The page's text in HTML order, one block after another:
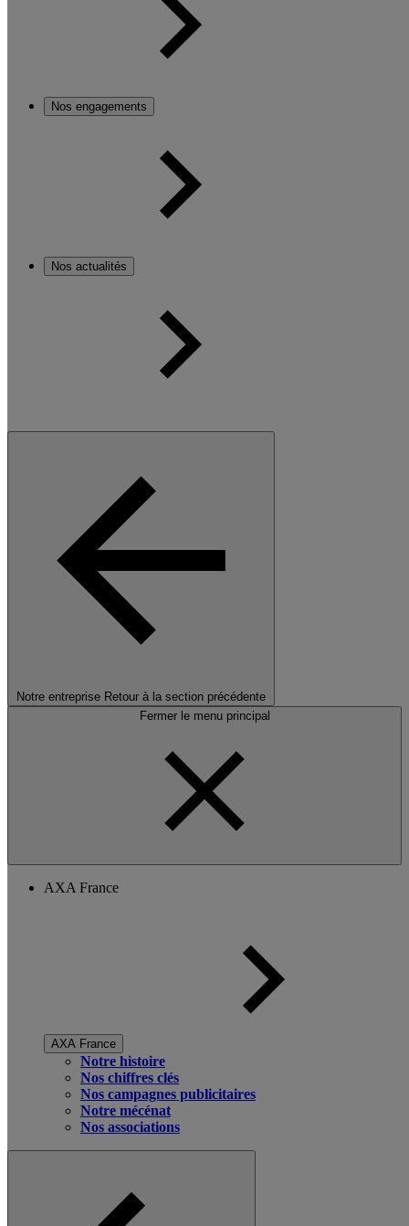
Nos engagements
Nos actualités
Notre entreprise Retour à la section précédente
Fermer le menu principal
AXA France
AXA France
Notre histoire
Nos chiffres clés
Nos campagnes publicitaires
Notre mécénat
Nos associations